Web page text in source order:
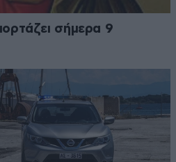
σήμερα 9